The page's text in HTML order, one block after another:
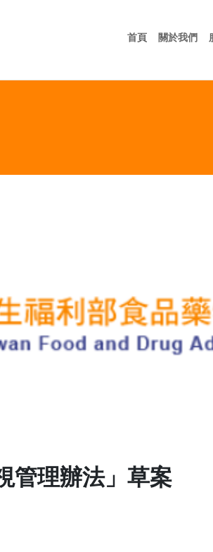
首頁首頁關於我們關
管理辦法」草案